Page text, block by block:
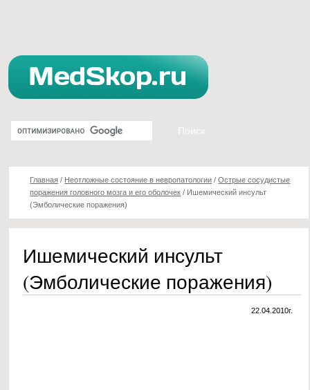
Главная / Неотложные состояние в невропатологии /Острые сосудистые
поражения головного мозга и его оболочек / Ишемический инсульт
(Эмболические поражения)
Ишемический инсульт
(Эмболические поражения)
22.04.2010г.